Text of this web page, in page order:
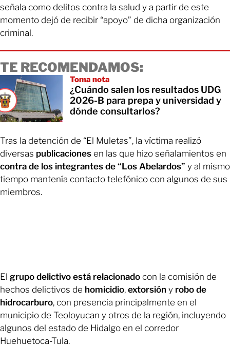
señala como delitos contra la salud y a partir de este
momento dejó de recibir “apoyo” de dicha organización
criminal.
TE RECOMENDAMOS:
Toma nota
¿Cuándo salen los resultados UDG
2026-B para prepa y universidad y
dónde consultarlos?
Tras la detención de “El Muletas”, la víctima realizó
diversas publicaciones en las que hizo señalamientos en
contra de los integrantes de “Los Abelardos” y al mismo
tiempo mantenía contacto telefónico con algunos de sus
miembros.
El grupo delictivo está relacionado con la comisión de
hechos delictivos de homicidio, extorsión y robo de
hidrocarburo, con presencia principalmente en el
municipio de Teoloyucan y otros de la región, incluyendo
algunos del estado de Hidalgo en el corredor
Huehuetoca-Tula.